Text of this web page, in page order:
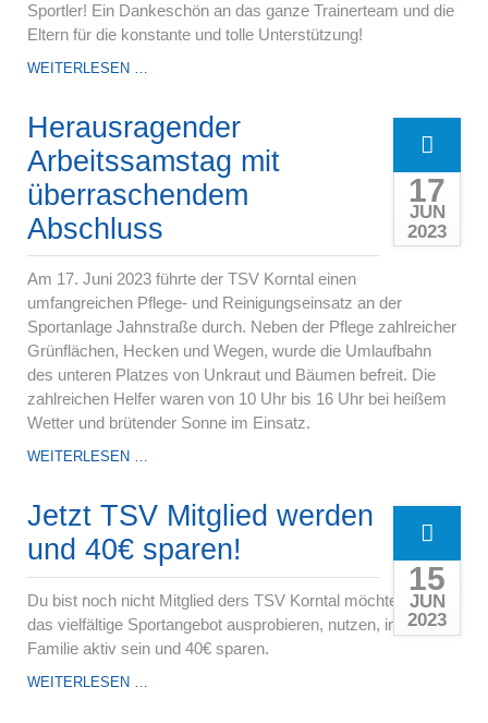
Sportler! Ein Dankeschön an das ganze Trainerteam und die
Eltern für die konstante und tolle Unterstützung!
WEITERLESEN …
Herausragender
Arbeitssamstag mit
überraschendem
Abschluss
17
JUN
2023
Am 17. Juni 2023 führte der TSV Korntal einen
umfangreichen Pflege- und Reinigungseinsatz an der
Sportanlage Jahnstraße durch. Neben der Pflege zahlreicher
Grünflächen, Hecken und Wegen, wurde die Umlaufbahn
des unteren Platzes von Unkraut und Bäumen befreit. Die
zahlreichen Helfer waren von 10 Uhr bis 16 Uhr bei heißem
Wetter und brütender Sonne im Einsatz.
WEITERLESEN …
ÜBERRASCHENDEM
Jetzt TSV Mitglied werden
und 40€ sparen!
15
JUN
2023
Du bist noch nicht Mitglied ders TSV Korntal möchtest aber
das vielfältige Sportangebot ausprobieren, nutzen, in der TSV
Familie aktiv sein und 40€ sparen.
WEITERLESEN …